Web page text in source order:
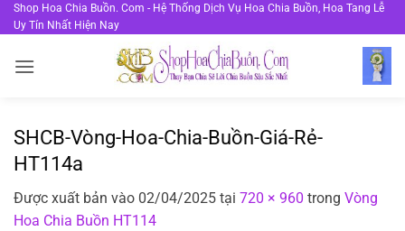
Bỏ
qua
dung
Shop Hoa Chia Buồn. Com - Hệ Thống Dịch Vụ Hoa Chia Buồn, Hoa Tang Lễ
Uy Tín Nhất Hiện Nay
SHCB-Vòng-Hoa-Chia-Buồn-Giá-Rẻ-
HT114a
Được xuất bản vào 02/04/2025 tại 720 × 960 trong Vòng
Hoa Chia Buồn HT114